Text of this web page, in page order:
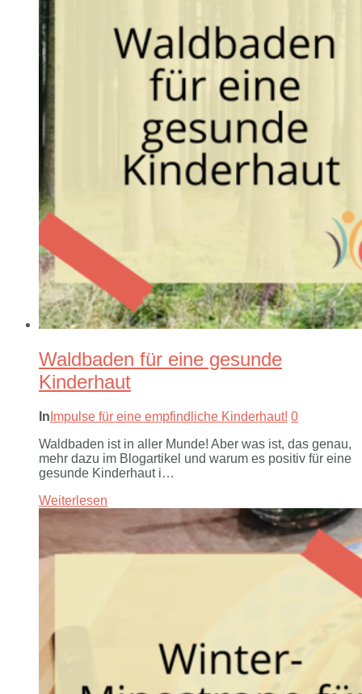
Waldbaden für eine gesunde
Kinderhaut
In Impulse für eine empfindliche Kinderhaut! 0
Waldbaden ist in aller Munde! Aber was ist, das genau,
mehr dazu im Blogartikel und warum es positiv für eine
gesunde Kinderhaut i…
Weiterlesen